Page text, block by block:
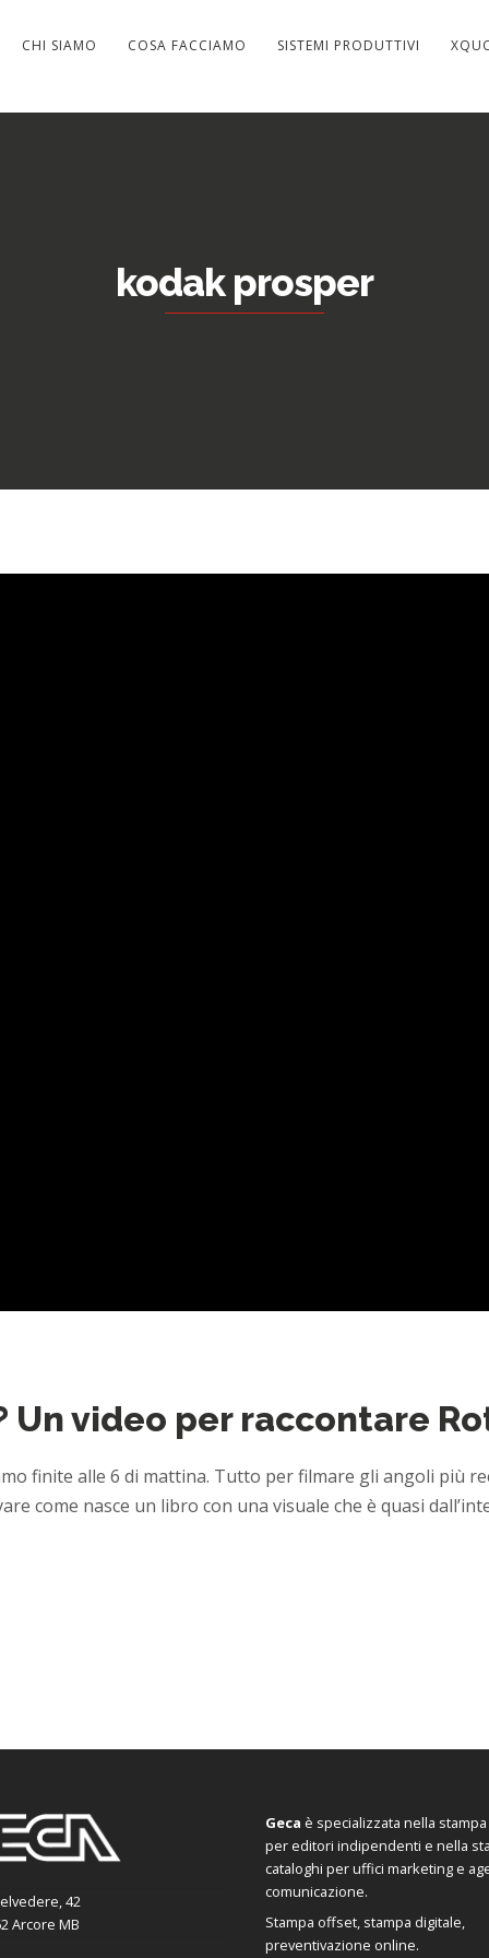
CHI SIAMO COSA FACCIAMO SISTEMI PRODUTTIVI
kodak prosper
Un video per raccontare
finite alle 6 di mattina. Tutto per filmare gli angoli più
come nasce un libro con una visuale che è quasi
42
Arcore MB
Geca è specializzata nella
per editori indipendenti e nella
cataloghi per uffici marketing e
comunicazione.
Stampa offset, stampa digitale,
preventivazione online.